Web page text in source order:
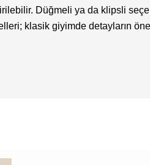
Düğmeli ya da klipsli
klasik giyimde detayların